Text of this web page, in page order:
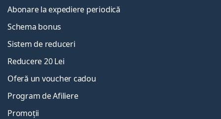
Abonare la expediere periodică
Schema bonus
Sistem de reduceri
Reducere 20 Lei
Oferă un voucher cadou
Program de Afiliere
Promoții